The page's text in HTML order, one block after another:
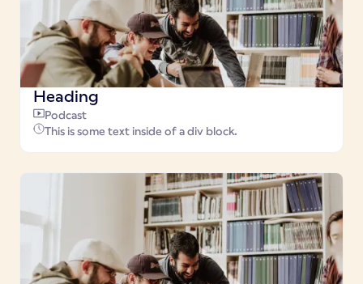
Heading
Podcast
This is some text inside of a div block.